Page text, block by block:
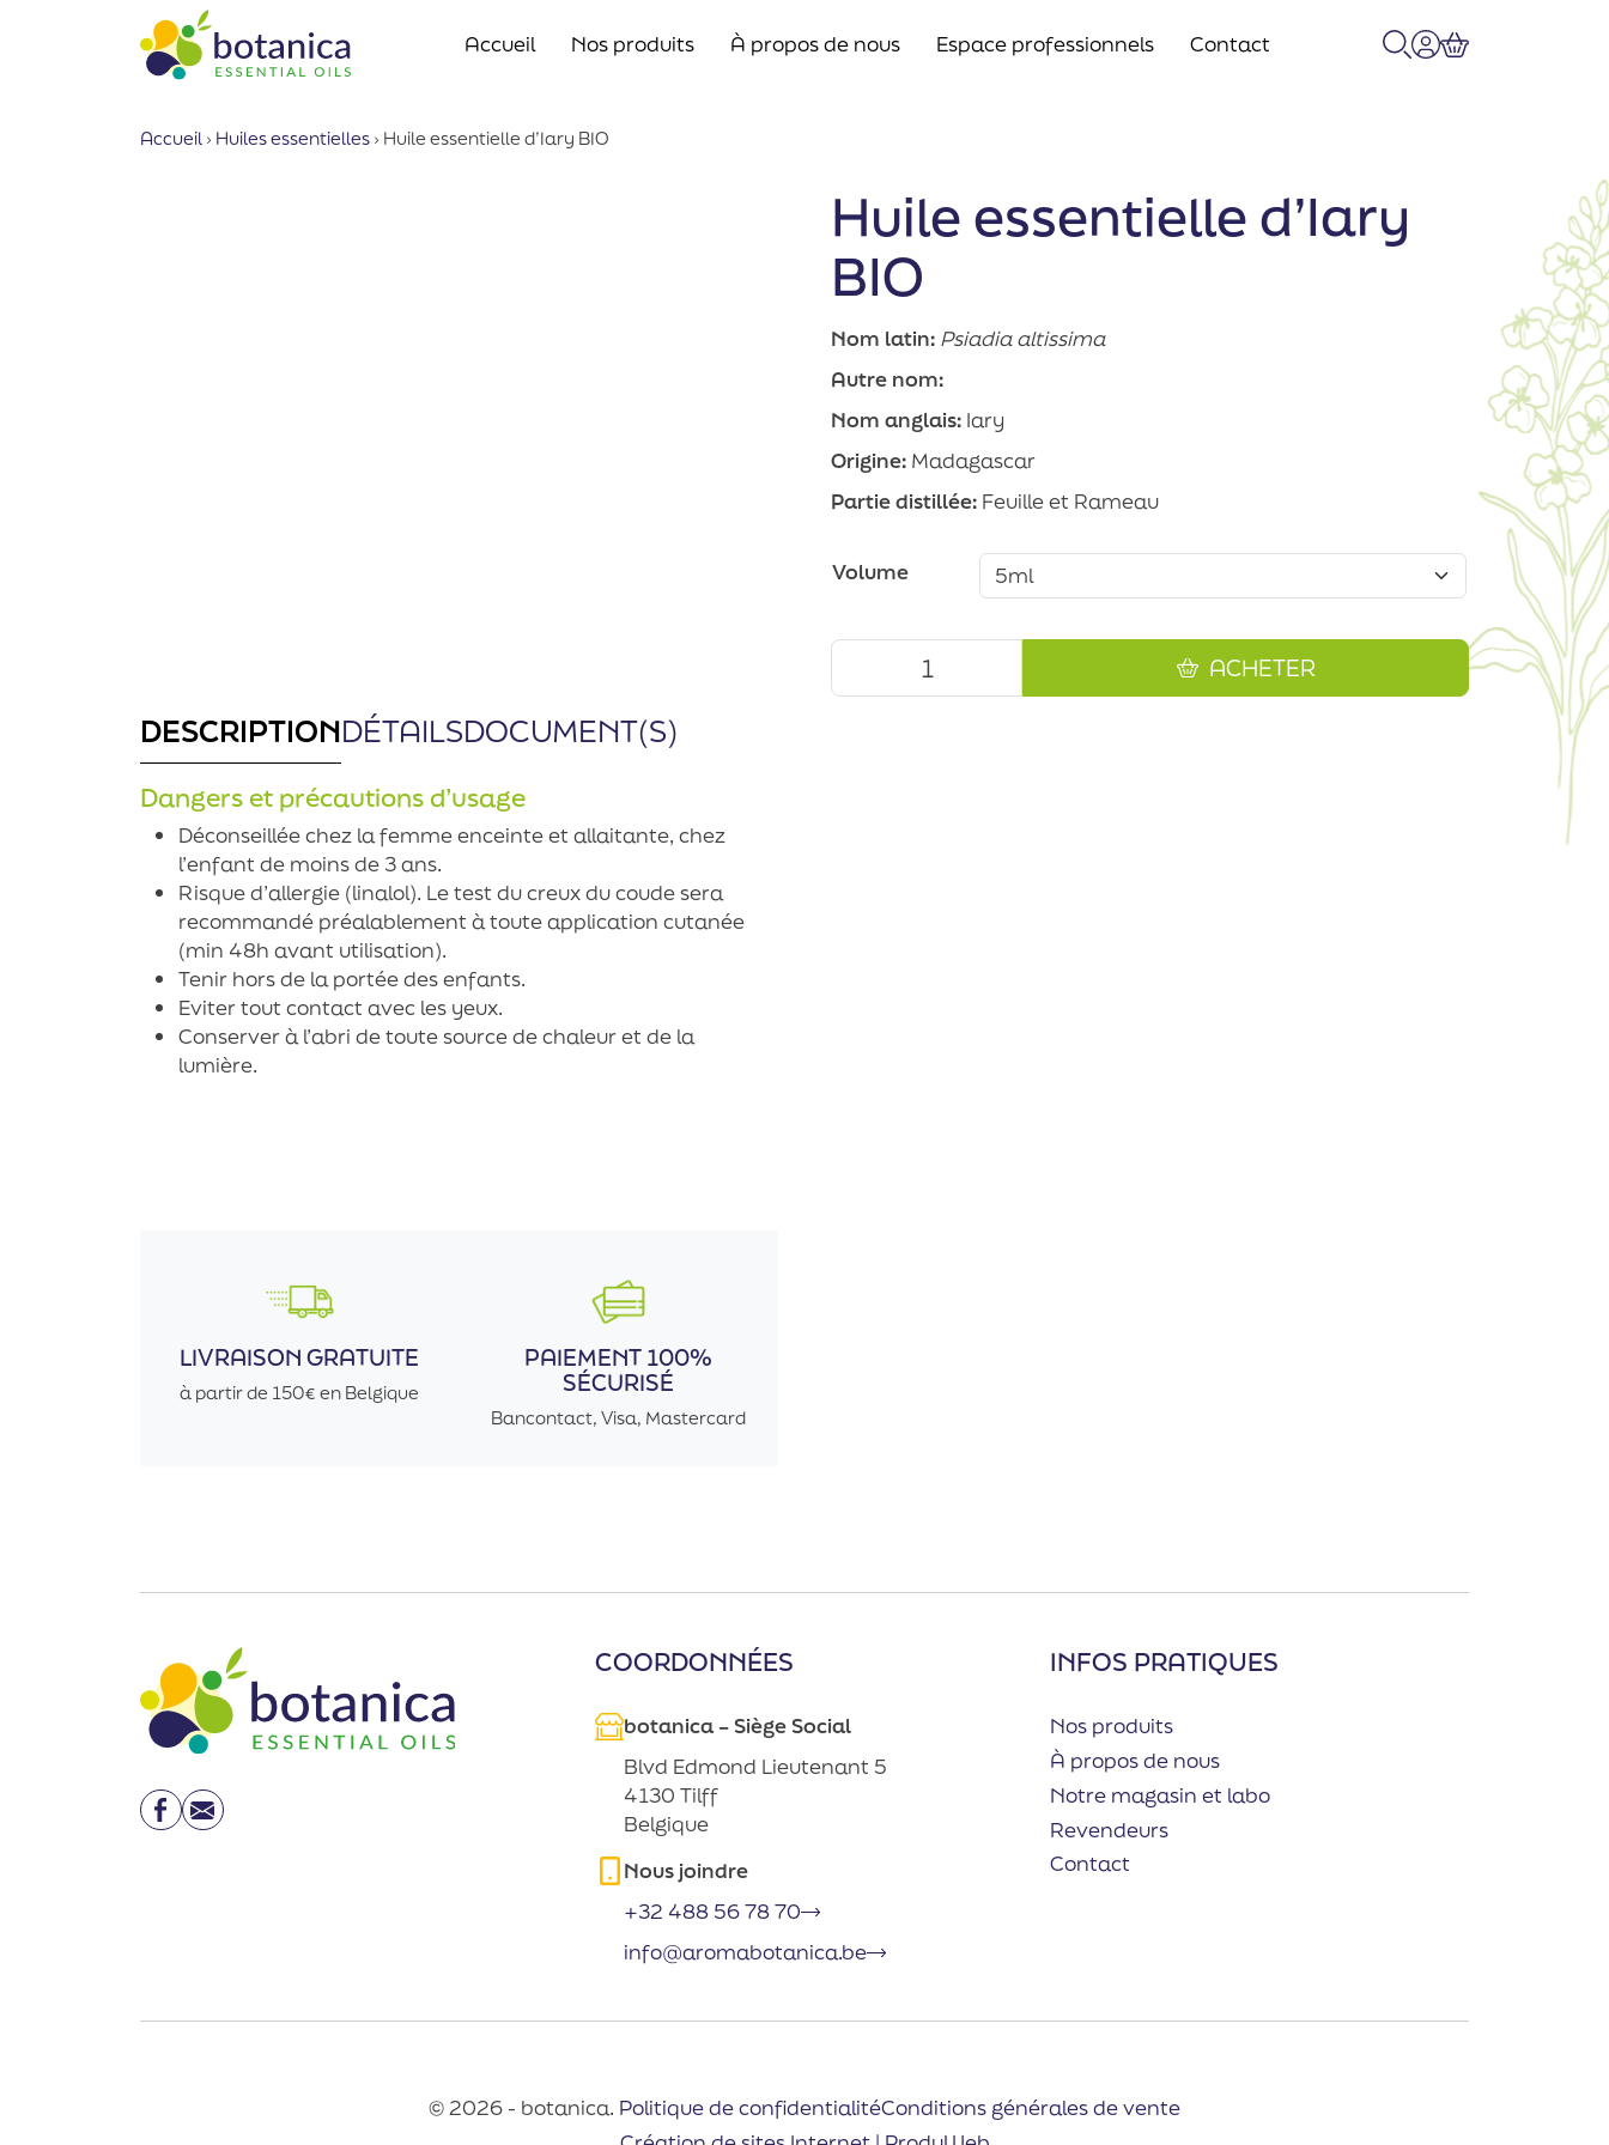
Accueil Nos produits À propos de nous Espace professionnels
Contact
Accueil › Huiles essentielles › Huile essentielle d’Iary BIO
Huile essentielle d’Iary
BIO
Nom latin: Psiadia altissima
Autre nom:
Nom anglais: Iary
Origine: Madagascar
Partie distillée: Feuille et Rameau
Volume
ACHETER
DESCRIPTIONDÉTAILSDOCUMENT(S)
Dangers et précautions d’usage
Déconseillée chez la femme enceinte et allaitante, chez
l’enfant de moins de 3 ans.
Risque d’allergie (linalol). Le test du creux du coude sera
recommandé préalablement à toute application cutanée
(min 48h avant utilisation).
Tenir hors de la portée des enfants.
Eviter tout contact avec les yeux.
Conserver à l’abri de toute source de chaleur et de la
lumière.
LIVRAISON GRATUITE
à partir de 150€ en Belgique
PAIEMENT 100%
SÉCURISÉ
Bancontact, Visa, Mastercard
COORDONNÉES
botanica – Siège Social
Blvd Edmond Lieutenant 5
4130 Tilff
Belgique
Nous joindre
+32 488 56 78 70
info@aromabotanica.be
INFOS PRATIQUES
Nos produits
À propos de nous
Notre magasin et labo
Revendeurs
Contact
Facebook
Email
© 2026 - botanica. Politique de confidentialitéConditions générales de vente